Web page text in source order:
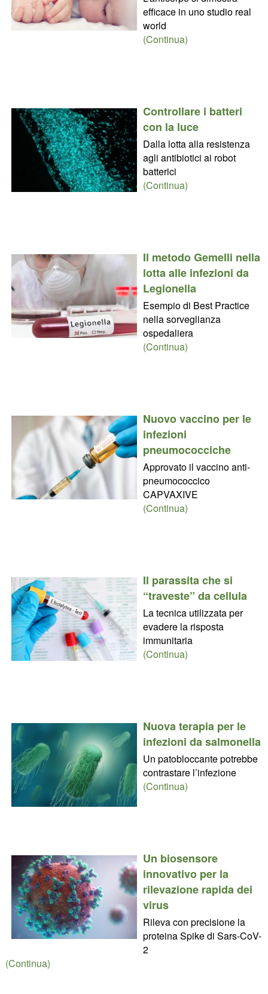
efficace in uno studio real
world
(Continua)
Controllare i batteri
con la luce
Dalla lotta alla resistenza
agli antibiotici ai robot
batterici
(Continua)
Il metodo Gemelli nella
lotta alle infezioni da
Legionella
Esempio di Best Practice
nella sorveglianza
ospedaliera
(Continua)
Nuovo vaccino per le
infezioni
pneumococciche
Approvato il vaccino anti-
pneumococcico
CAPVAXIVE
(Continua)
Il parassita che si
“traveste” da cellula
La tecnica utilizzata per
evadere la risposta
immunitaria
(Continua)
Nuova terapia per le
infezioni da salmonella
Un patobloccante potrebbe
contrastare l’infezione
(Continua)
Un biosensore
innovativo per la
rilevazione rapida dei
virus
Rileva con precisione la
proteina Spike di Sars-CoV-
2
(Continua)